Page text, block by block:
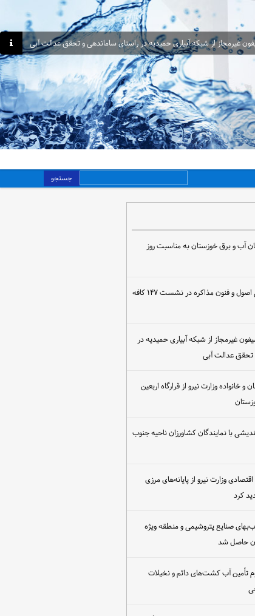
جستجو
آب و برق خوزستان به مناسبت روز
برگزاری کارگاه عملی اصول و فنون مذاکره در نشست ۱۴۷ کافه
۳۰ لوله سیفون غیرمجاز از شبکه آبیاری حمیدیه در
تحقق عدالت آبی
و خانواده وزارت نیرو از قرارگاه اربعین
با نمایندگان کشاورزان ناحیه جنوب
وزارت نیرو از پایانه‌های مرزی
کرد
صنایع پتروشیمی و منطقه ویژه
حاصل شد
تأمین آب کشت‌های دائم و نخیلات